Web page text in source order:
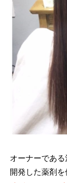
オーナーであ
開発した薬剤